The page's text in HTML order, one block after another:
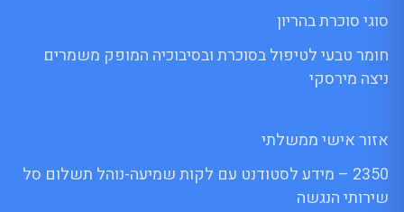
סוגי סוכרת בהריון
חומר טבעי לטיפול בסוכרת ובסיבוכיה המופק משמרים
ניצה מירסקי
אזור אישי ממשלתי
2350 – מידע לסטודנט עם לקות שמיעה-נוהל תשלום סל
שירותי הנגשה